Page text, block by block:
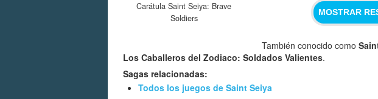
Carátula Saint Seiya: Brave
Soldiers
MOSTRAR
También conocido como
Los Caballeros del Zodiaco: Soldados Valientes.
Sagas relacionadas:
Todos los juegos de Saint Seiya